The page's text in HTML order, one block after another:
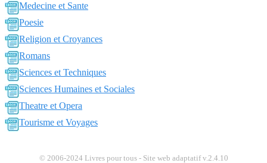
Medecine et Sante
Poesie
Religion et Croyances
Romans
Sciences et Techniques
Sciences Humaines et Sociales
Theatre et Opera
Tourisme et Voyages
© 2006-2024 Livres pour tous - Site web adaptatif v.2.4.10